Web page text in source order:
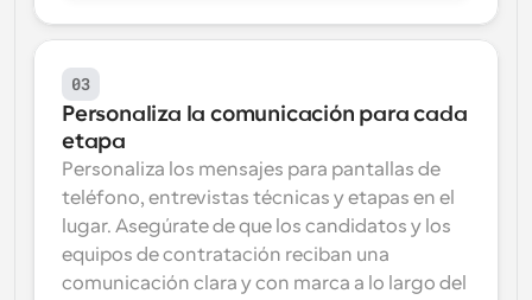
03
Personaliza la comunicación para cada
etapa
Personaliza los mensajes para pantallas de
teléfono, entrevistas técnicas y etapas en el
lugar. Asegúrate de que los candidatos y los
equipos de contratación reciban una
comunicación clara y con marca a lo largo del